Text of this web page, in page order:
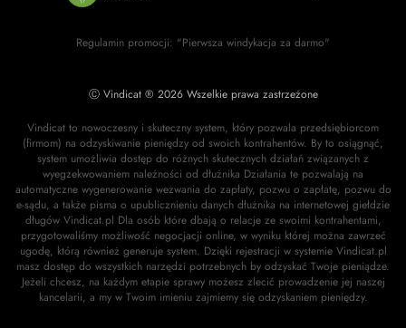
Regulamin promocji: "Pierwsza windykacja za darmo"
Ⓒ Vindicat ® 2026 Wszelkie prawa zastrzeżone
Vindicat to nowoczesny i skuteczny system, który pozwala przedsiębiorcom
(firmom) na odzyskiwanie pieniędzy od swoich kontrahentów. By to osiągnąć,
system umożliwia dostęp do różnych skutecznych działań związanych z
wyegzekwowaniem należności od dłużnika Działania te pozwalają na
automatyczne wygenerowanie wezwania do zapłaty, pozwu o zapłatę, pozwu do
e-sądu, a także pisma o upublicznieniu danych dłużnika na internetowej giełdzie
długów Vindicat.pl Dla osób które dbają o relacje ze swoimi kontrahentami,
przygotowaliśmy możliwość negocjacji online, w wyniku której można zawrzeć
ugodę, którą również generuje system. Dzięki rejestracji w systemie Vindicat.pl
masz dostęp do wszystkich narzędzi potrzebnych by odzyskać Twoje pieniądze.
Jeżeli chcesz, na każdym etapie sprawy możesz zlecić prowadzenie jej naszej
kancelarii, a my w Twoim imieniu zajmiemy się odzyskaniem pieniędzy.